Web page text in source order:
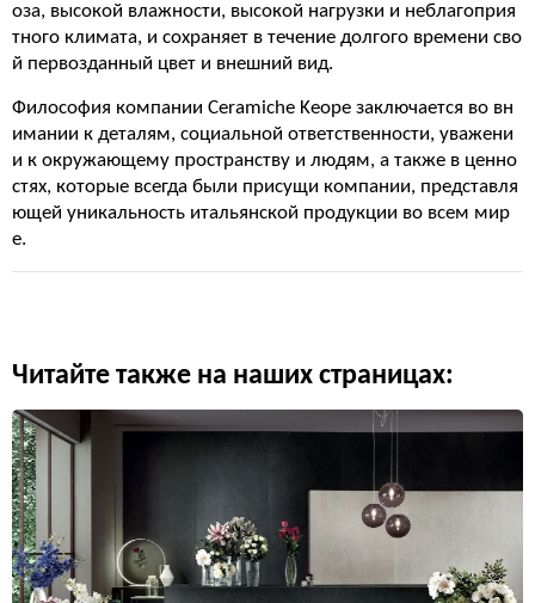
оза, высокой влажности, высокой нагрузки и неблагоприя
тного климата, и сохраняет в течение долгого времени сво
й первозданный цвет и внешний вид.
Философия компании Ceramiche Keope заключается во вн
имании к деталям, социальной ответственности, уважени
и к окружающему пространству и людям, а также в ценно
стях, которые всегда были присущи компании, представля
ющей уникальность итальянской продукции во всем мир
е.
Читайте также на наших страницах: